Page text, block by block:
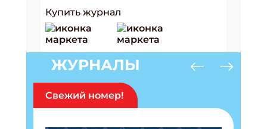
Купить журнал
ЖУРНАЛЫ
Свежий номер!